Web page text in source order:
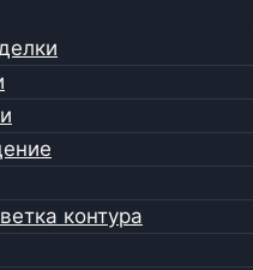
контура